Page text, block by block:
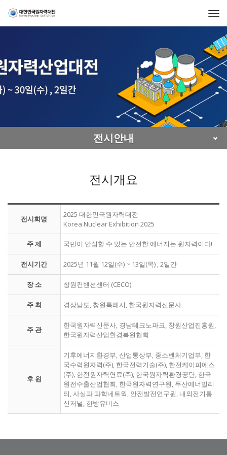
전시안내
전시개요
전시회명
2025 대한민국원자력대전
Korea Nuclear Exhibition 2025
주 제 국민이 안심할 수 있는 안전한 에너지는 원자력이다!
전시기간 2025년 11월 12일(수) ~ 13일(목) , 2일간
장 소 창원컨벤션센터 (CECO)
주 최 경상남도, 창원특례시, 한국원자력신문사
주 관
한국원자력신문사, 경남테크노파크, 창원산업진흥원,
한국원자력산업환경복원협회
후 원
기후에너지환경부, 산업통상부, 중소벤처기업부, 한
국수력원자력(주), 한국전력기술(주), 한전케이피에스
(주), 한전원자력연료(주), 한국원자력환경공단, 한국
원전수출산업협회, 한국원자력연구원, 두산에너빌리
티, 사실과 과학네트웍, 안전발전연구원, 내외전기통
신저널, 한방유비스